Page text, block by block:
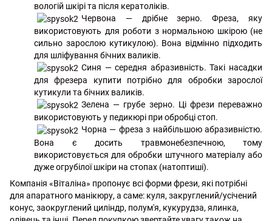
вологій шкірі та після кератоліків.
Червона
— дрібне зерно. Фреза, яку
використовують для роботи з нормальною шкірою (не
сильно зарослою кутикулою). Вона відмінно підходить
для шліфування бічних валиків.
Синя — середня абразивність. Такі насадки
для фрезера купити потрібно для обробки зарослої
кутикули та бічних валиків.
Зелена — грубе зерно. Ці фрези переважно
використовують у педикюрі при обробці стоп.
Чорна — фреза з найбільшою абразивністю.
Вона є досить травмонебезпечною, тому
використовується для обробки штучного матеріалу або
дуже огрубілої шкіри на стопах (натоптиші).
Компанія «Віталіна» пропонує всі форми фрези, які потрібні
для апаратного манікюру, а саме: куля, закруглений/усічений
конус, заокруглений циліндр, полум'я, кукурудза, ялинка,